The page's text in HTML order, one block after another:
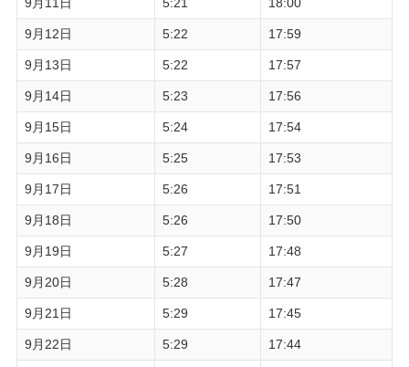
9月12日 5:22 17:59
9月13日 5:22 17:57
9月14日 5:23 17:56
9月15日 5:24 17:54
9月16日 5:25 17:53
9月17日 5:26 17:51
9月18日 5:26 17:50
9月19日 5:27 17:48
9月20日 5:28 17:47
9月21日 5:29 17:45
9月22日 5:29 17:44